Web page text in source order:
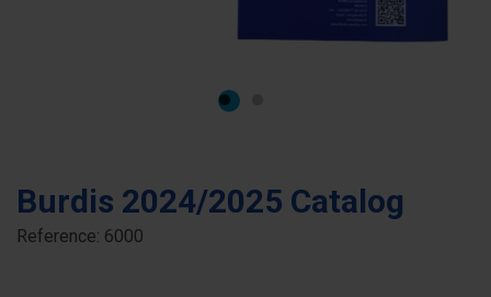
Burdis 2024/2025 Catalog
Reference: 6000